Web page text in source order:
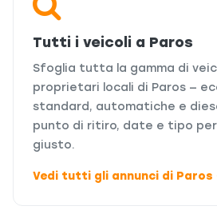
Tutti i veicoli a Paros
Sfoglia tutta la gamma di
proprietari locali di Paros —
standard, automatiche e
punto di ritiro, date e tipo
giusto.
Vedi tutti gli annunci di Paros